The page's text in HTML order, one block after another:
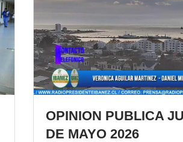
OPINION PUBLICA
DE MAYO 2026